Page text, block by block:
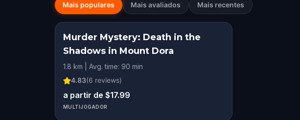
Mais populares Mais avaliados Mais recentes
Murder Mystery: Death in the
Shadows in Mount Dora
1.8 km | Avg. time: 90 min
4.83(6 reviews)
a partir de $17.99
MULTIJOGADOR